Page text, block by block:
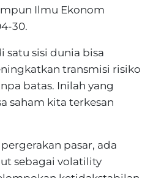
Ilmu Ekonom
30.
satu sisi dunia bisa
transmisi risiko
batas. Inilah yang
saham kita terkesan
pasar, ada
sebagai volatility